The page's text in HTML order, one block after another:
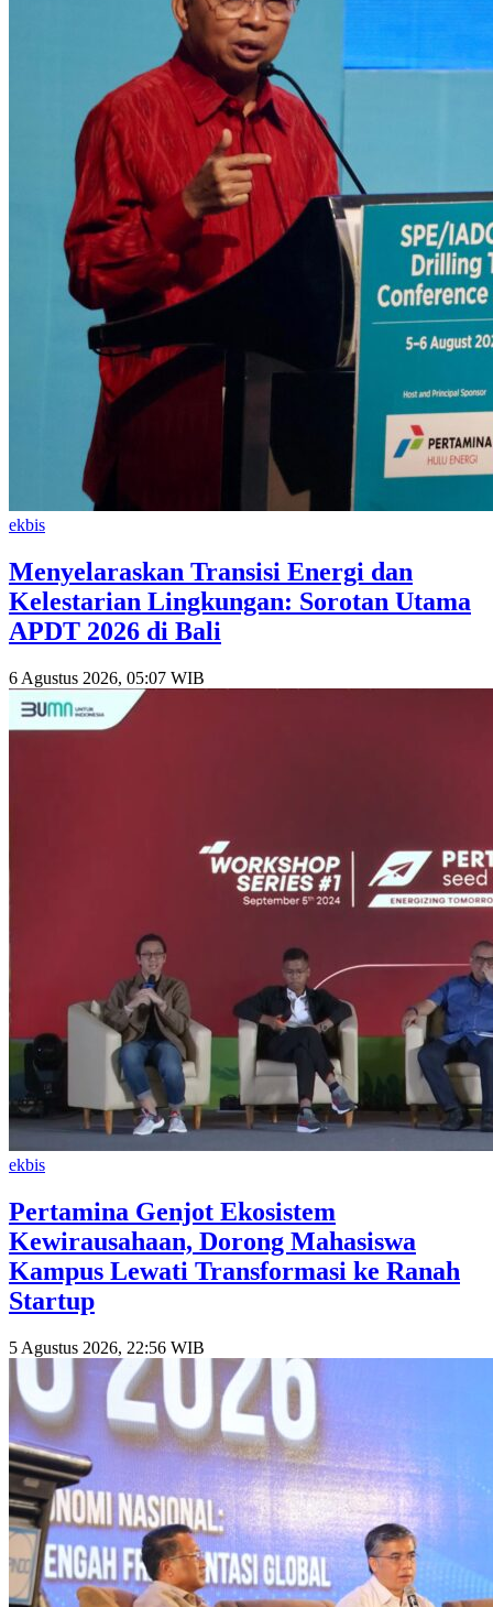
ekbis
Menyelaraskan Transisi Energi dan
Kelestarian Lingkungan: Sorotan Utama
APDT 2026 di Bali
6 Agustus 2026, 05:07 WIB
ekbis
Pertamina Genjot Ekosistem
Kewirausahaan, Dorong Mahasiswa
Kampus Lewati Transformasi ke Ranah
Startup
5 Agustus 2026, 22:56 WIB